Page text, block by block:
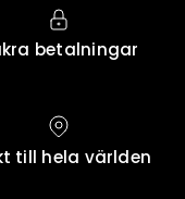
betalningar
till hela världen